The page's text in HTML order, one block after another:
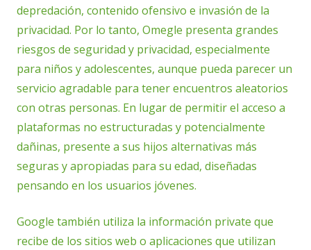
depredación, contenido ofensivo e invasión de la
privacidad. Por lo tanto, Omegle presenta grandes
riesgos de seguridad y privacidad, especialmente
para niños y adolescentes, aunque pueda parecer un
servicio agradable para tener encuentros aleatorios
con otras personas. En lugar de permitir el acceso a
plataformas no estructuradas y potencialmente
dañinas, presente a sus hijos alternativas más
seguras y apropiadas para su edad, diseñadas
pensando en los usuarios jóvenes.
Google también utiliza la información private que
recibe de los sitios web o aplicaciones que utilizan